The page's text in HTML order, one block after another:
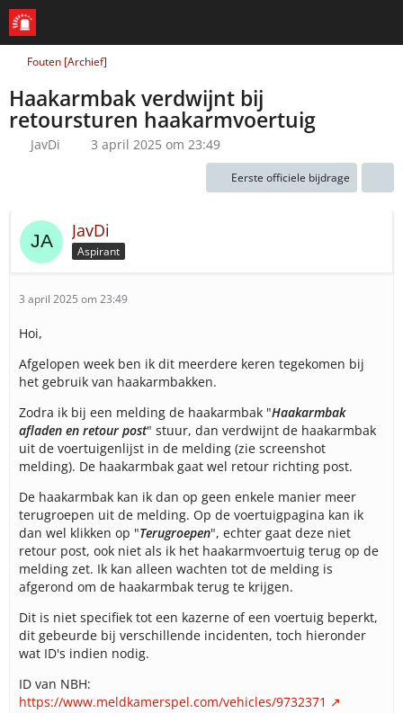
Fouten [Archief]
Haakarmbak verdwijnt bij
retoursturen haakarmvoertuig
JavDi 3 april 2025 om 23:49
Eerste officiele bijdrage
JavDi
Aspirant
3 april 2025 om 23:49
Hoi,
Afgelopen week ben ik dit meerdere keren tegekomen bij
het gebruik van haakarmbakken.
Zodra ik bij een melding de haakarmbak "Haakarmbak
afladen en retour post" stuur, dan verdwijnt de haakarmbak
uit de voertuigenlijst in de melding (zie screenshot
melding). De haakarmbak gaat wel retour richting post.
De haakarmbak kan ik dan op geen enkele manier meer
terugroepen uit de melding. Op de voertuigpagina kan ik
dan wel klikken op "Terugroepen", echter gaat deze niet
retour post, ook niet als ik het haakarmvoertuig terug op de
melding zet. Ik kan alleen wachten tot de melding is
afgerond om de haakarmbak terug te krijgen.
Dit is niet specifiek tot een kazerne of een voertuig beperkt,
dit gebeurde bij verschillende incidenten, toch hieronder
wat ID's indien nodig.
ID van NBH:
https://www.meldkamerspel.com/vehicles/9732371